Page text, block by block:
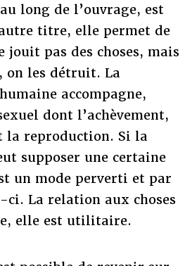
long de l’ouvrage, est
titre, elle permet de
jouit pas des choses, mais
on les détruit. La
accompagne,
dont l’achèvement,
la reproduction. Si la
supposer une certaine
un mode perverti et par
La relation aux choses
elle est utilitaire.